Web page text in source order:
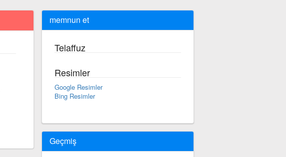
memnun et
Telaffuz
Resimler
Google Resimler
Bing Resimler
Geçmiş